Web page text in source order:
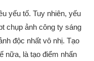
yếu tố. Tuy nhiên, yếu
chụp ảnh công ty sáng
độc nhất vô nhị. Tạo
nữa, là tạo điểm nhấn